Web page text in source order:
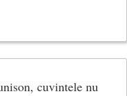
cuvintele nu